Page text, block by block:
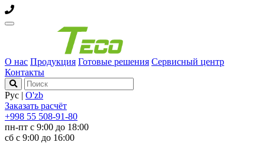
О нас Продукция Готовые решения Сервисный центр
Контакты
Рус | O'zb
Заказать расчёт
+998 55 508-91-80
пн-пт с 9:00 до 18:00
сб с 9:00 до 16:00